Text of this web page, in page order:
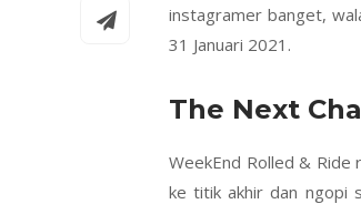
instagramer banget,
31 Januari 2021.
The Next
WeekEnd Rolled &
ke titik akhir dan ngopi